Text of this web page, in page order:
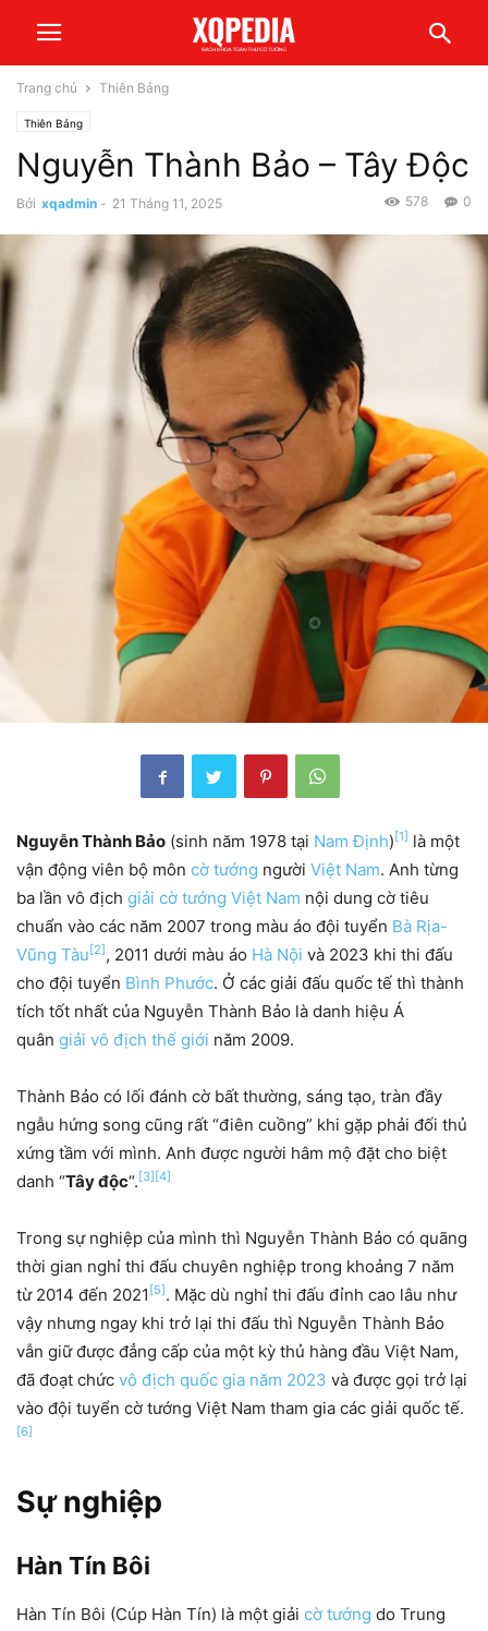
Trang chủ Thiên Bảng
Thiên Bảng
Nguyễn Thành Bảo – Tây Độc
Bởi xqadmin - 21 Tháng 11, 2025 0
578
Nguyễn Thành Bảo (sinh năm 1978 tại Nam Định) [1] là một
vận động viên bộ môn cờ tướng người Việt Nam. Anh từng
ba lần vô địch giải cờ tướng Việt Nam nội dung cờ tiêu
chuẩn vào các năm 2007 trong màu áo đội tuyển Bà Rịa-
Vũng Tàu [2] , 2011 dưới màu áo Hà Nội và 2023 khi thi đấu
cho đội tuyển Bình Phước. Ở các giải đấu quốc tế thì thành
tích tốt nhất của Nguyễn Thành Bảo là danh hiệu Á
quân giải vô địch thế giới năm 2009.
Thành Bảo có lối đánh cờ bất thường, sáng tạo, tràn đầy
ngẫu hứng song cũng rất “điên cuồng” khi gặp phải đối thủ
xứng tầm với mình. Anh được người hâm mộ đặt cho biệt
danh “Tây độc“. [3] [4]
Trong sự nghiệp của mình thì Nguyễn Thành Bảo có quãng
thời gian nghỉ thi đấu chuyên nghiệp trong khoảng 7 năm
từ 2014 đến 2021 [5] . Mặc dù nghỉ thi đấu đỉnh cao lâu như
vậy nhưng ngay khi trở lại thi đấu thì Nguyễn Thành Bảo
vẫn giữ được đẳng cấp của một kỳ thủ hàng đầu Việt Nam,
đã đoạt chức vô địch quốc gia năm 2023 và được gọi trở lại
vào đội tuyển cờ tướng Việt Nam tham gia các giải quốc tế.
[6]
Sự nghiệp
Hàn Tín Bôi
Hàn Tín Bôi (Cúp Hàn Tín) là một giải cờ tướng do Trung